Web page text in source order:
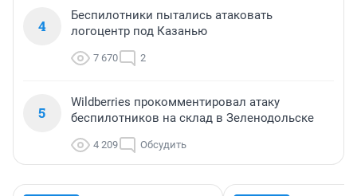
4
Беспилотники пытались атаковать
логоцентр под Казанью
7 670 2
5
Wildberries прокомментировал атаку
беспилотников на склад в Зеленодольске
4 209 Обсудить